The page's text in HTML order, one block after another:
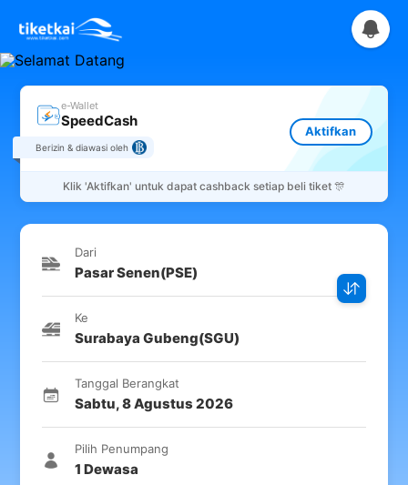
e-Wallet
SpeedCash
Berizin & diawasi oleh
Aktifkan
Klik 'Aktifkan' untuk dapat cashback setiap beli tiket 🎊
Dari
Pasar Senen(PSE)
Ke
Surabaya Gubeng(SGU)
Tanggal Berangkat
Sabtu,8 Agustus 2026
Pilih Penumpang
1 Dewasa